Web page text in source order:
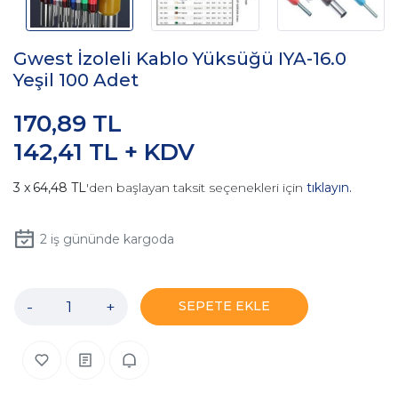
Gwest İzoleli Kablo Yüksüğü IYA-16.0
Yeşil 100 Adet
142,41 TL + KDV
170,89 TL
64,48 TL'den başlayan taksit seçenekleri için tıklayın.
2iş gününde kargoda
- + SEPETE EKLE